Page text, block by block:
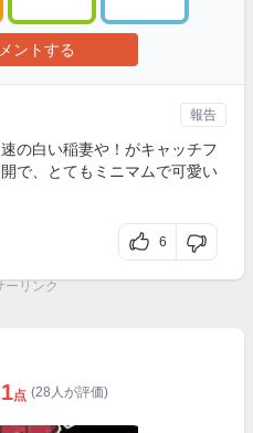
ントする
の白い稲妻や！がキャッチフ
で、とてもミニマムで可愛い
6
報告
ーリンク
点 (28人が評価)